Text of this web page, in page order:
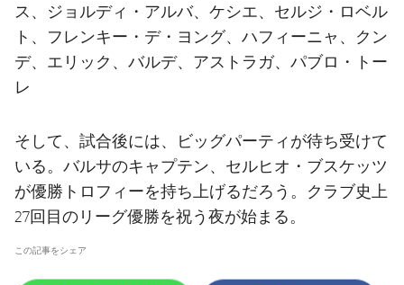
ス、ジョルディ・アルバ、ケシエ、セルジ・ロベル
ト、フレンキー・デ・ヨング、ハフィーニャ、クン
デ、エリック、バルデ、アストラガ、パブロ・トー
レ
そして、試合後には、ビッグパーティが待ち受けて
いる。バルサのキャプテン、セルヒオ・ブスケッツ
が優勝トロフィーを持ち上げるだろう。クラブ史上
27回目のリーグ優勝を祝う夜が始まる。
この記事をシェア